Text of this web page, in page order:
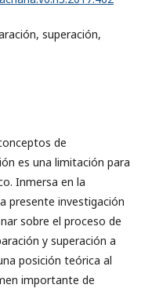
superación,
de
es una limitación para
Inmersa en la
presente investigación
sobre el proceso de
y superación a
posición teórica al
importante de